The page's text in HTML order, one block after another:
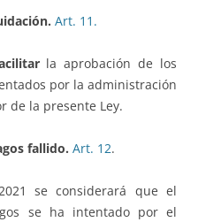
Art. 11.
la aprobación de los
por la administración
de la presente Ley.
fallido. Art. 12.
se considerará que el
se ha intentado por el